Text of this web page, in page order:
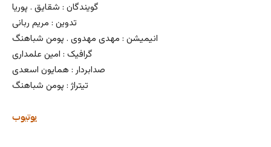
گویندگان : شقایق . پوریا
تدوین : مریم ربانی
انیمیشن : مهدی مهدوی . پومن شباهنگ
گرافیک : امین علمداری
صدابردار : همایون اسعدی
تیتراژ : پومن شباهنگ
یوتیوب